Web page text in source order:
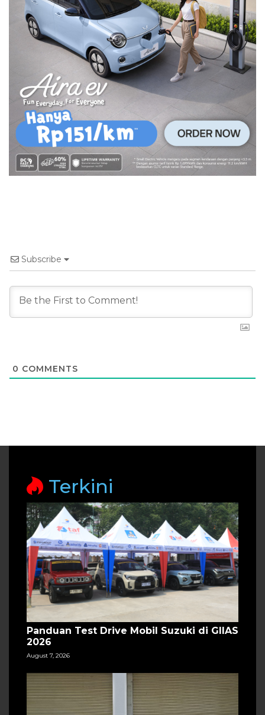
Subscribe
0 COMMENTS
Terkini
Panduan Test Drive Mobil Suzuki di GIIAS
2026
August 7, 2026